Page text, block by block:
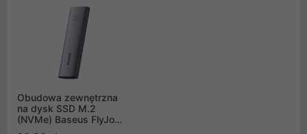
Obudowa zewnętrzna
na dysk SSD M.2
(NVMe) Baseus FlyJoy -